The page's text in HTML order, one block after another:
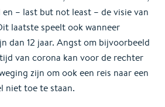
– last but not least – de visie van
laatste speelt ook wanneer
dan 12 jaar. Angst om bijvoorbeeld
van corona kan voor de rechter
zijn om ook een reis naar een
niet toe te staan.